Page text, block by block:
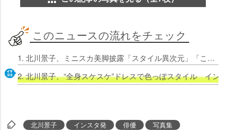
このニュースの流れをチェック
1. 北川景子、ミニスカ美脚披露「スタイル異次元」「これ加工？…無加工でこれ？」 デビュー20周年記念写真集で変わらぬ美貌
2. 北川景子、“全身スケスケ”ドレスで色っぽスタイル イン
北川景子 インスタ発 俳優 写真集